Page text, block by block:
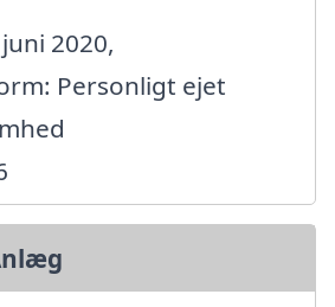
2020,
Personligt ejet